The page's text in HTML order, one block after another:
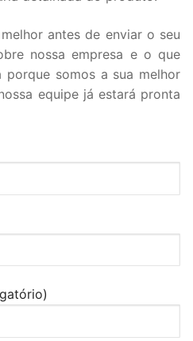
antes de enviar o seu
nossa empresa e o que
somos a sua melhor
equipe já estará pronta